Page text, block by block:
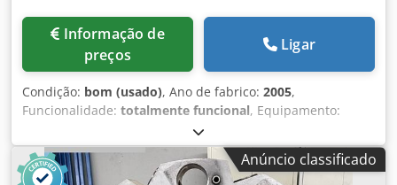
preços
Ligar
Condição: bom (usado), Ano de fabrico: 2005,
Funcionalidade: totalmente funcional, Equipamento:
, BOEHRINGER NV 250 – Torno
vertical CNC À venda, um torno vertical CNC BOEHRINGER
NV 250, fabricado em 2005. A máquina é ideal para a
Anúncio classificado